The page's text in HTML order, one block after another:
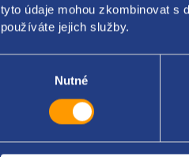
tyto údaje mohou zkombinovat s
používáte jejich služby.
Nutné
strana: